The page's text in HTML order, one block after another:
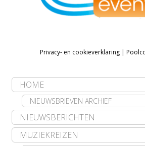
Privacy- en cookieverklaring |
HOME
NIEUWSBRIEVEN ARCHIEF
NIEUWSBERICHTEN
MUZIEKREIZEN